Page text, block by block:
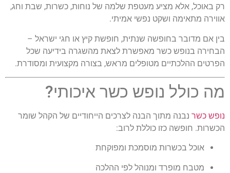
רק באוכל, אלא מציע מעטפת שלמה של נוחות, כשרות, שבת וחג,
אווירה מתאימה ושקט נפשי אמיתי.
בין אם מדובר בחופשה שנתית, חופשת קיץ או חגי ישראל –
הבחירה בנופש כשר מאפשרת לצאת מהשגרה בידיעה שכל
הפרטים ההלכתיים מטופלים מראש, בצורה מקצועית ומסודרת.
מה כולל נופש כשר איכותי?
נופש כשר נבנה מתוך הבנה לצרכים הייחודיים של הקהל שומר
הכשרות. חופשה כזו כוללת לרוב:
אוכל בכשרות מוסמכת ומפוקחת
מטבח מופרד ומנוהל לפי ההלכה